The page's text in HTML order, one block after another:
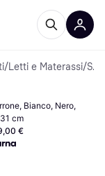
/Letti e Materassi/ Strutture letto
Bianco, Nero,
cm
€